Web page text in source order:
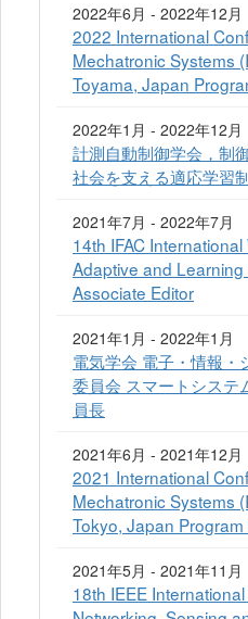
2022年6月 - 2022年12月
2022 International
Mechatronic Systems
Toyama, Japan
2022年1月 - 2022年12月
計測自動制御学会，制
社会を支える適応学習
2021年7月 - 2022年7月
14th IFAC
Adaptive and
Associate Editor
2021年1月 - 2022年1月
電気学会 電子・情報・
委員会 スマートシステ
員長
2021年6月 - 2021年12月
2021 International
Mechatronic Systems
Tokyo, Japan Program
2021年5月 - 2021年11月
18th IEEE